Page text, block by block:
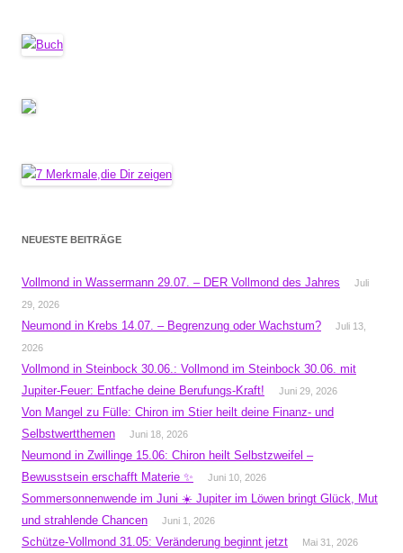
NEUESTE BEITRÄGE
Vollmond in Wassermann 29.07. – DER Vollmond des Jahres
Juli
29, 2026
Neumond in Krebs 14.07. – Begrenzung oder Wachstum?
Juli 13,
2026
Vollmond in Steinbock 30.06.: Vollmond im Steinbock 30.06. mit
Jupiter-Feuer: Entfache deine Berufungs-Kraft!
Juni 29, 2026
Von Mangel zu Fülle: Chiron im Stier heilt deine Finanz- und
Selbstwertthemen
Juni 18, 2026
Neumond in Zwillinge 15.06: Chiron heilt Selbstzweifel –
Bewusstsein erschafft Materie ✨
Juni 10, 2026
Sommersonnenwende im Juni ☀️ Jupiter im Löwen bringt Glück, Mut
und strahlende Chancen
Juni 1, 2026
Schütze-Vollmond 31.05: Veränderung beginnt jetzt Mai 31, 2026